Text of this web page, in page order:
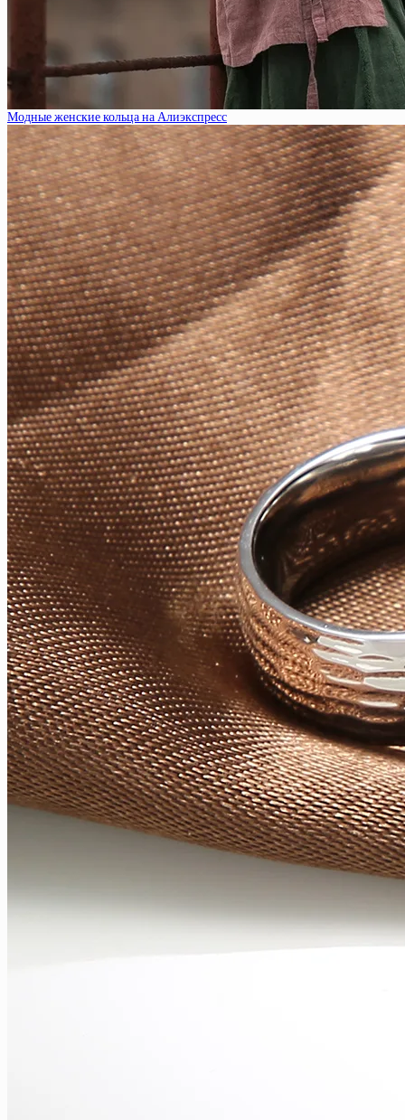
Модные женские кольца на Алиэкспресс